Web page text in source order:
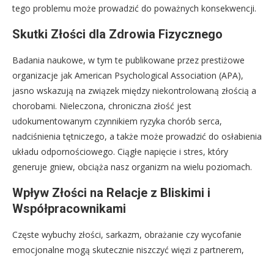
tego problemu może prowadzić do poważnych konsekwencji.
Skutki Złości dla Zdrowia Fizycznego
Badania naukowe, w tym te publikowane przez prestiżowe
organizacje jak American Psychological Association (APA),
jasno wskazują na związek między niekontrolowaną złością a
chorobami. Nieleczona, chroniczna złość jest
udokumentowanym czynnikiem ryzyka chorób serca,
nadciśnienia tętniczego, a także może prowadzić do osłabienia
układu odpornościowego. Ciągłe napięcie i stres, który
generuje gniew, obciąża nasz organizm na wielu poziomach.
Wpływ Złości na Relacje z Bliskimi i
Współpracownikami
Częste wybuchy złości, sarkazm, obrażanie czy wycofanie
emocjonalne mogą skutecznie niszczyć więzi z partnerem,